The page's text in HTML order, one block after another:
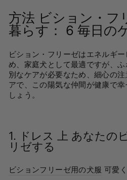
方法 ビション・フ
暮らす： 6 毎日の
ビション・フリーゼはエネルギ
め、家庭犬として最適ですが、
別なケアが必要なため、細心の
アで、この陽気な仲間が健康で
しょう。
1. ドレス 上 あなたの
リゼする
ビションフリーゼ用の犬服 可愛